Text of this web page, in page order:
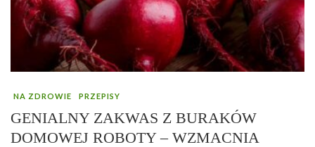
NA ZDROWIE PRZEPISY
GENIALNY ZAKWAS Z BURAKÓW
DOMOWEJ ROBOTY – WZMACNIA